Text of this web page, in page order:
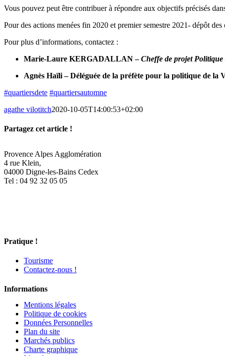
Vous pouvez peut être contribuer à répondre aux objectifs précisés
Pour des actions menées fin 2020 et premier semestre 2021- dépôt
Pour plus d’informations, contactez :
Marie-Laure KERGADALLAN –Cheffe de projet Politique
Agnès Haïli – Déléguée de la préfète pour la politique de la
#quartiersdete #quartiersautomne
agathe vilotitch2020-10-05T14:00:53+02:00
Partagez cet article !
Provence Alpes Agglomération
4 rue Klein,
04000 Digne-les-Bains Cedex
Tel : 04 92 32 05 05
Pratique !
Tourisme
Contactez-nous !
Informations
Mentions légales
Politique de cookies
Données Personnelles
Plan du site
Marchés publics
Charte graphique